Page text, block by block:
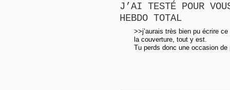
J’AI TESTÉ POUR
HEBDO TOTAL
>>j’aurais très bien pu écrire
la couverture, tout y est.
Tu perds donc une occasion